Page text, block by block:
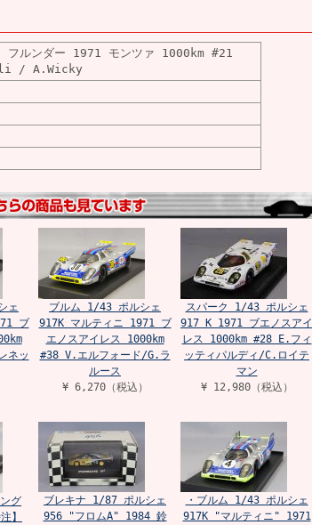
ルンダー 1971 モンツァ 1000km #21
/ A.Wicky
ェ
ブ
ネッ
ブルム 1/43 ポルシェ
917K マルティニ 1971 ブ
エノスアイレス 1000km
#38 V.エルフォード/G.ラ
ルース
¥ 6,270（税込）
スパーク 1/43 ポルシェ
917 K 1971 ブエノスアイ
レス 1000km #28 E.フィ
ッティパルディ/C.ロイテ
マン
¥ 12,980（税込）
グ
】
ブレキナ 1/87 ポルシェ
956 "フロムA" 1984 鈴
・ブルム 1/43 ポルシェ
917K "マルティニ" 1971